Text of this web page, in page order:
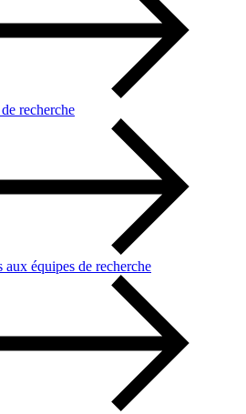
recherche
aux équipes de recherche